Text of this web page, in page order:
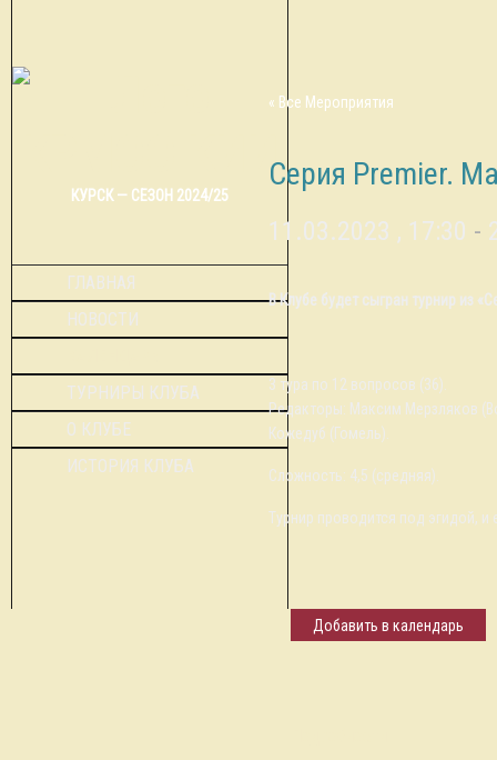
КУРСК — СЕЗОН 2024/25
ГЛАВНАЯ
НОВОСТИ
ТУРНИРЫ КЛУБА
О КЛУБЕ
ИСТОРИЯ КЛУБА
« Все Мероприятия
Серия Premier.
11.03.2023 , 17:30 -
В Клубе будет сыгран турнир из
3 тура по 12 вопросов (36).
Редакторы: Максим Мерзляков
Кожедуб (Гомель).
Сложность: 4,5 (средняя).
Турнир проводится под эгидой, и
Добавить в календарь